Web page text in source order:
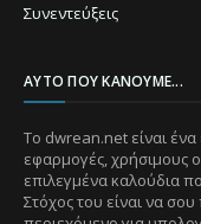
Συνεντεύξεις
ΑΥΤΌ ΠΟΥ ΚΆΝΟΥΜΕ...
Το dwrean.net είναι
εφαρμογές, χρήσιμους
επιλεγμένα καλούδια
Στόχος του είναι να